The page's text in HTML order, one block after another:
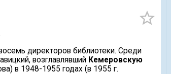
star_border
директоров библиотеки. Среди
возглавлявший Кемеровскую
в 1948-1955 годах (в 1955 г.